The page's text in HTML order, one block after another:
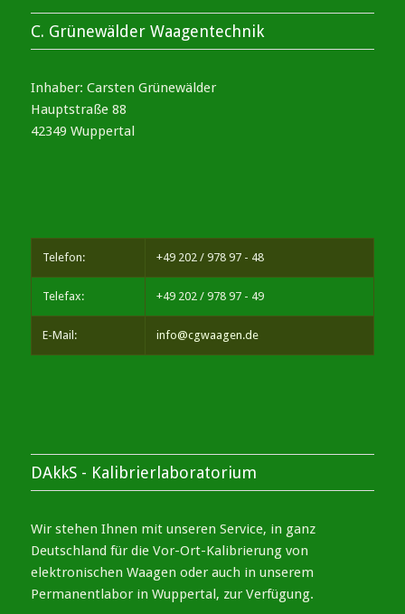
C. Grünewälder Waagentechnik
Inhaber: Carsten Grünewälder
Hauptstraße 88
42349 Wuppertal
Telefon: +49 202 / 978 97 - 48
Telefax: +49 202 / 978 97 - 49
E-Mail: info@cgwaagen.de
DAkkS - Kalibrierlaboratorium
Wir stehen Ihnen mit unseren Service, in ganz
Deutschland für die Vor-Ort-Kalibrierung von
elektronischen Waagen oder auch in unserem
Permanentlabor in Wuppertal, zur Verfügung.